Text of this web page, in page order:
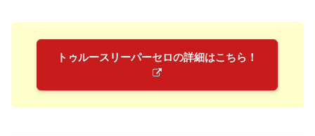
トゥルースリーパーセロの詳細はこちら！